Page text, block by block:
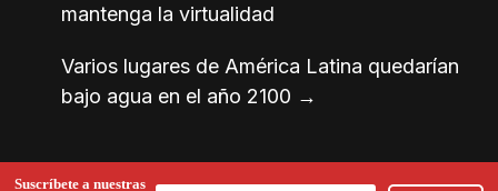
mantenga la virtualidad
Varios lugares de América Latina quedarían
bajo agua en el año 2100 →
Suscríbete a nuestras